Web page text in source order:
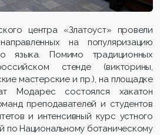
центра «Златоуст» провели
на популяризацию
языка. Помимо традиционных
стенде (викторины,
мастерские и пр.), на площадке
Модарес состоялся хакатон
преподавателей и студентов
и интенсивный курс устного
по Национальному ботаническому